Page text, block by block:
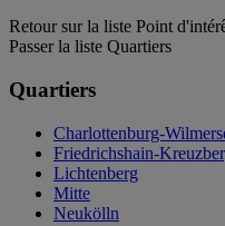
Retour sur la liste Point
Passer la liste Quartiers
Quartiers
Charlottenburg-
Friedrichshain-
Lichtenberg
Mitte
Neukölln